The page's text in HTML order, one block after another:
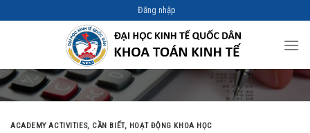
to
Đăng nhập
ACADEMY ACTIVITIES, CẦN BIẾT, HOẠT ĐỘNG KHOA HỌC